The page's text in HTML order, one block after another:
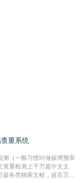
重系统
测（一般习惯叫做硕博预审
查重检测上千万篇中文文
篇各类独家文献，超百万港